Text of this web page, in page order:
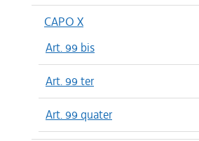
CAPO X
Art. 99 bis
Art. 99 ter
Art. 99 quater